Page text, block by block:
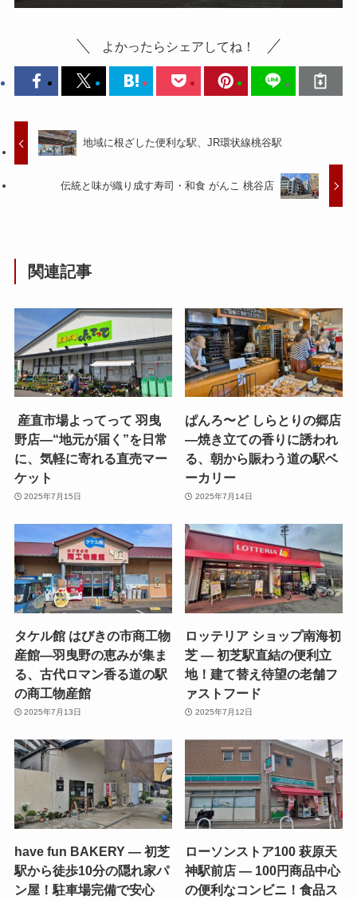
よかったらシェアしてね！
地域に根ざした便利な駅、JR環状線桃谷駅
伝統と味が織り成す寿司・和食 がんこ 桃谷店
関連記事
産直市場よってって 羽曳
野店—“地元が届く”を日常
に、気軽に寄れる直売マー
ケット
2025年7月15日
ぱんろ〜ど しらとりの郷店
—焼き立ての香りに誘われ
る、朝から賑わう道の駅ベ
ーカリー
2025年7月14日
タケル館 はびきの市商工物
産館—羽曳野の恵みが集ま
る、古代ロマン香る道の駅
の商工物産館
2025年7月13日
ロッテリア ショップ南海初
芝 — 初芝駅直結の便利立
地！建て替え待望の老舗フ
ァストフード
2025年7月12日
have fun BAKERY — 初芝
駅から徒歩10分の隠れ家パ
ン屋！駐車場完備で安心
ローソンストア100 萩原天
神駅前店 — 100円商品中心
の便利なコンビニ！食品ス